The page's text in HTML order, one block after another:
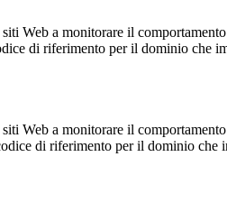
Web a monitorare il
di riferimento per il dominio che
Web a monitorare il
di riferimento per il dominio che